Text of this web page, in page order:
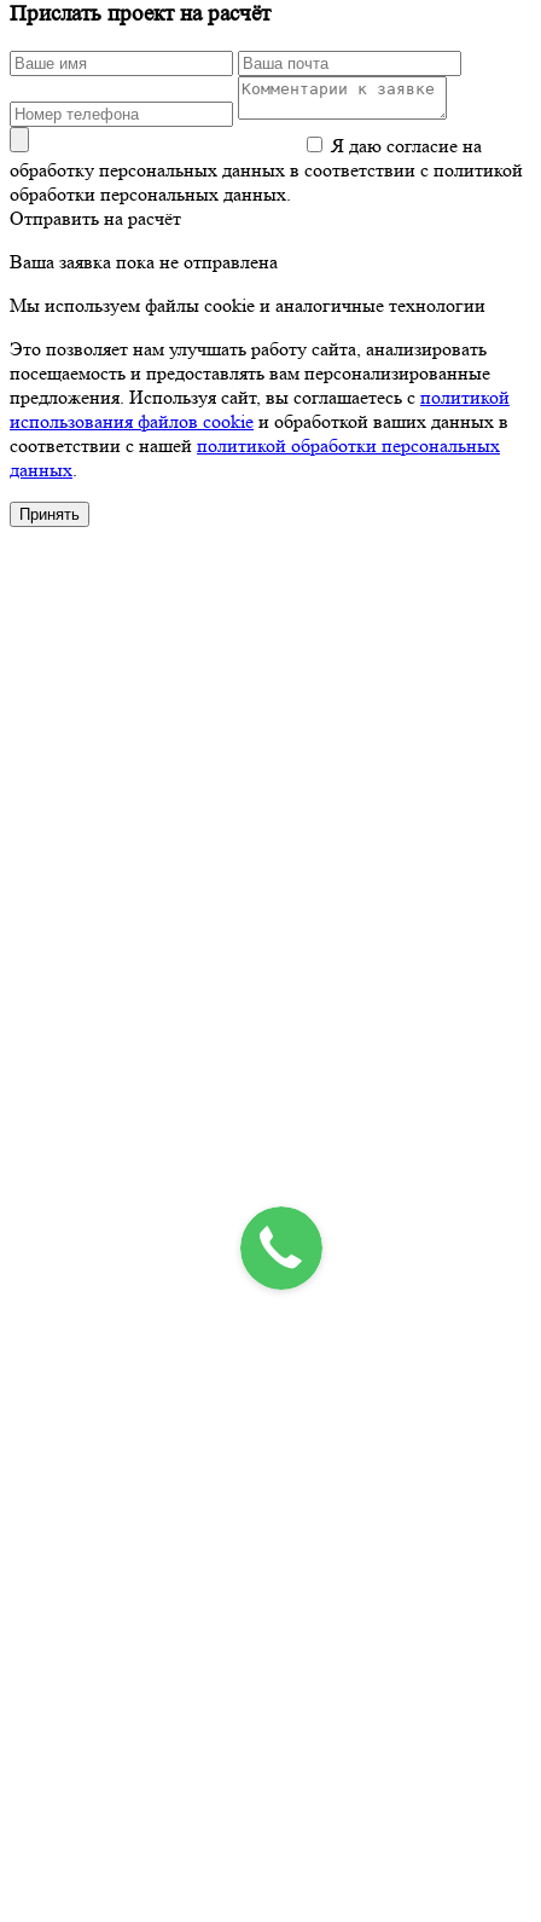
Прислать проект на расчёт
Я даю согласие на
обработку персональных данных в соответствии с политикой
обработки персональных данных.
Отправить на расчёт
Ваша заявка пока не отправлена
Мы используем файлы cookie и аналогичные технологии
Это позволяет нам улучшать работу сайта, анализировать
посещаемость и предоставлять вам персонализированные
предложения. Используя сайт, вы соглашаетесь с политикой
использования файлов cookie и обработкой ваших данных в
соответствии с нашей политикой обработки персональных
данных.
Принять